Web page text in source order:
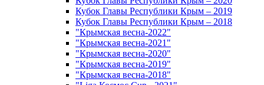
Кубок Главы Республики Крым – 2019
Кубок Главы Республики Крым – 2018
"Крымская весна-2022"
"Крымская весна-2021"
"Крымская весна-2020"
"Крымская весна-2019"
"Крымская весна-2018"